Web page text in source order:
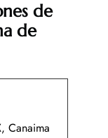
de
de
Canaima